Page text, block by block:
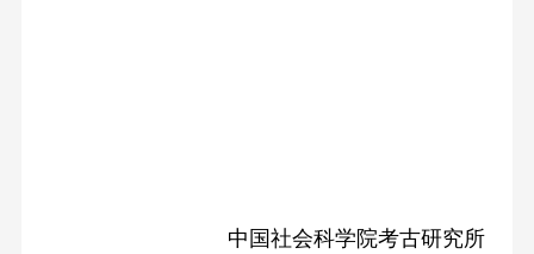
中国社会科学院考古研究所